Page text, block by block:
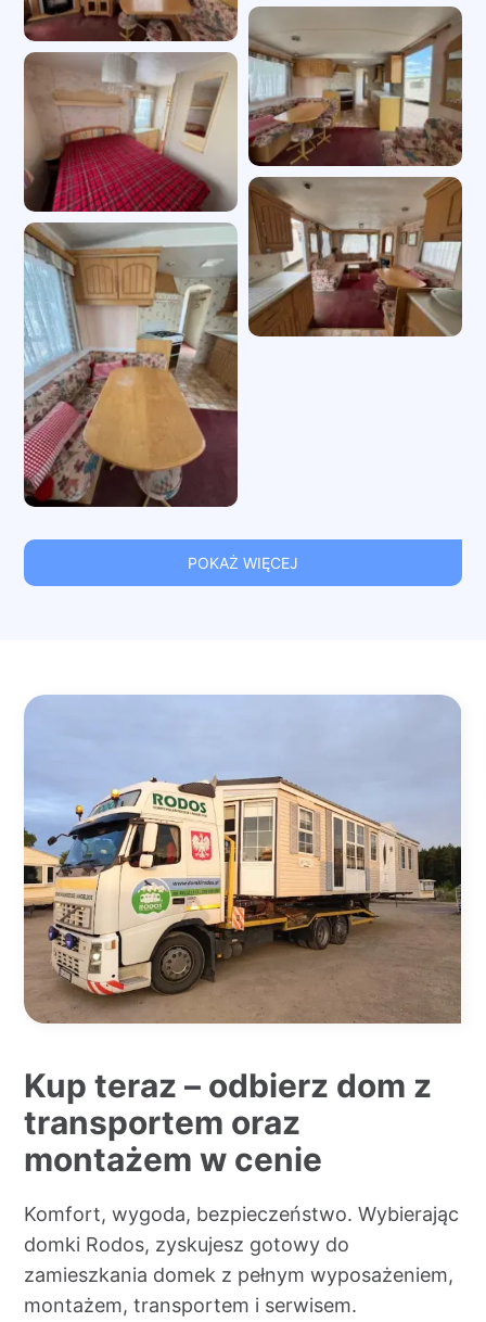
POKAŻ WIĘCEJ
Kup teraz – odbierz dom z
transportem oraz
montażem w cenie
Komfort, wygoda, bezpieczeństwo. Wybierając
domki Rodos, zyskujesz gotowy do
zamieszkania domek z pełnym wyposażeniem,
montażem, transportem i serwisem.